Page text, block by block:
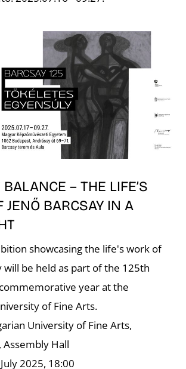
BALANCE – THE LIFE’S
JENŐ BARCSAY IN A
showcasing the life's work of
will be held as part of the 125th
year at the
of Fine Arts.
University of Fine Arts,
Assembly Hall
2025, 18:00